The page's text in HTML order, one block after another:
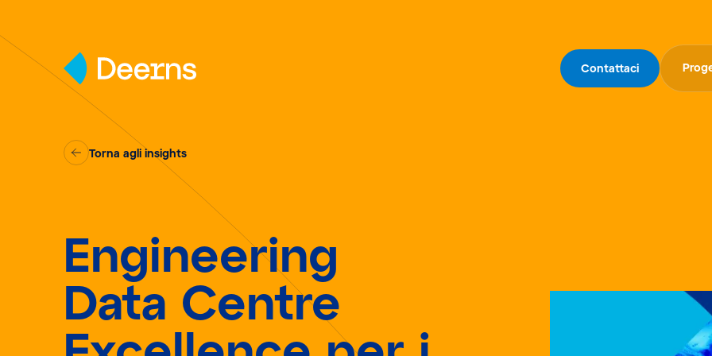
Contattaci
Torna agli insights
Engineering
Data Centre